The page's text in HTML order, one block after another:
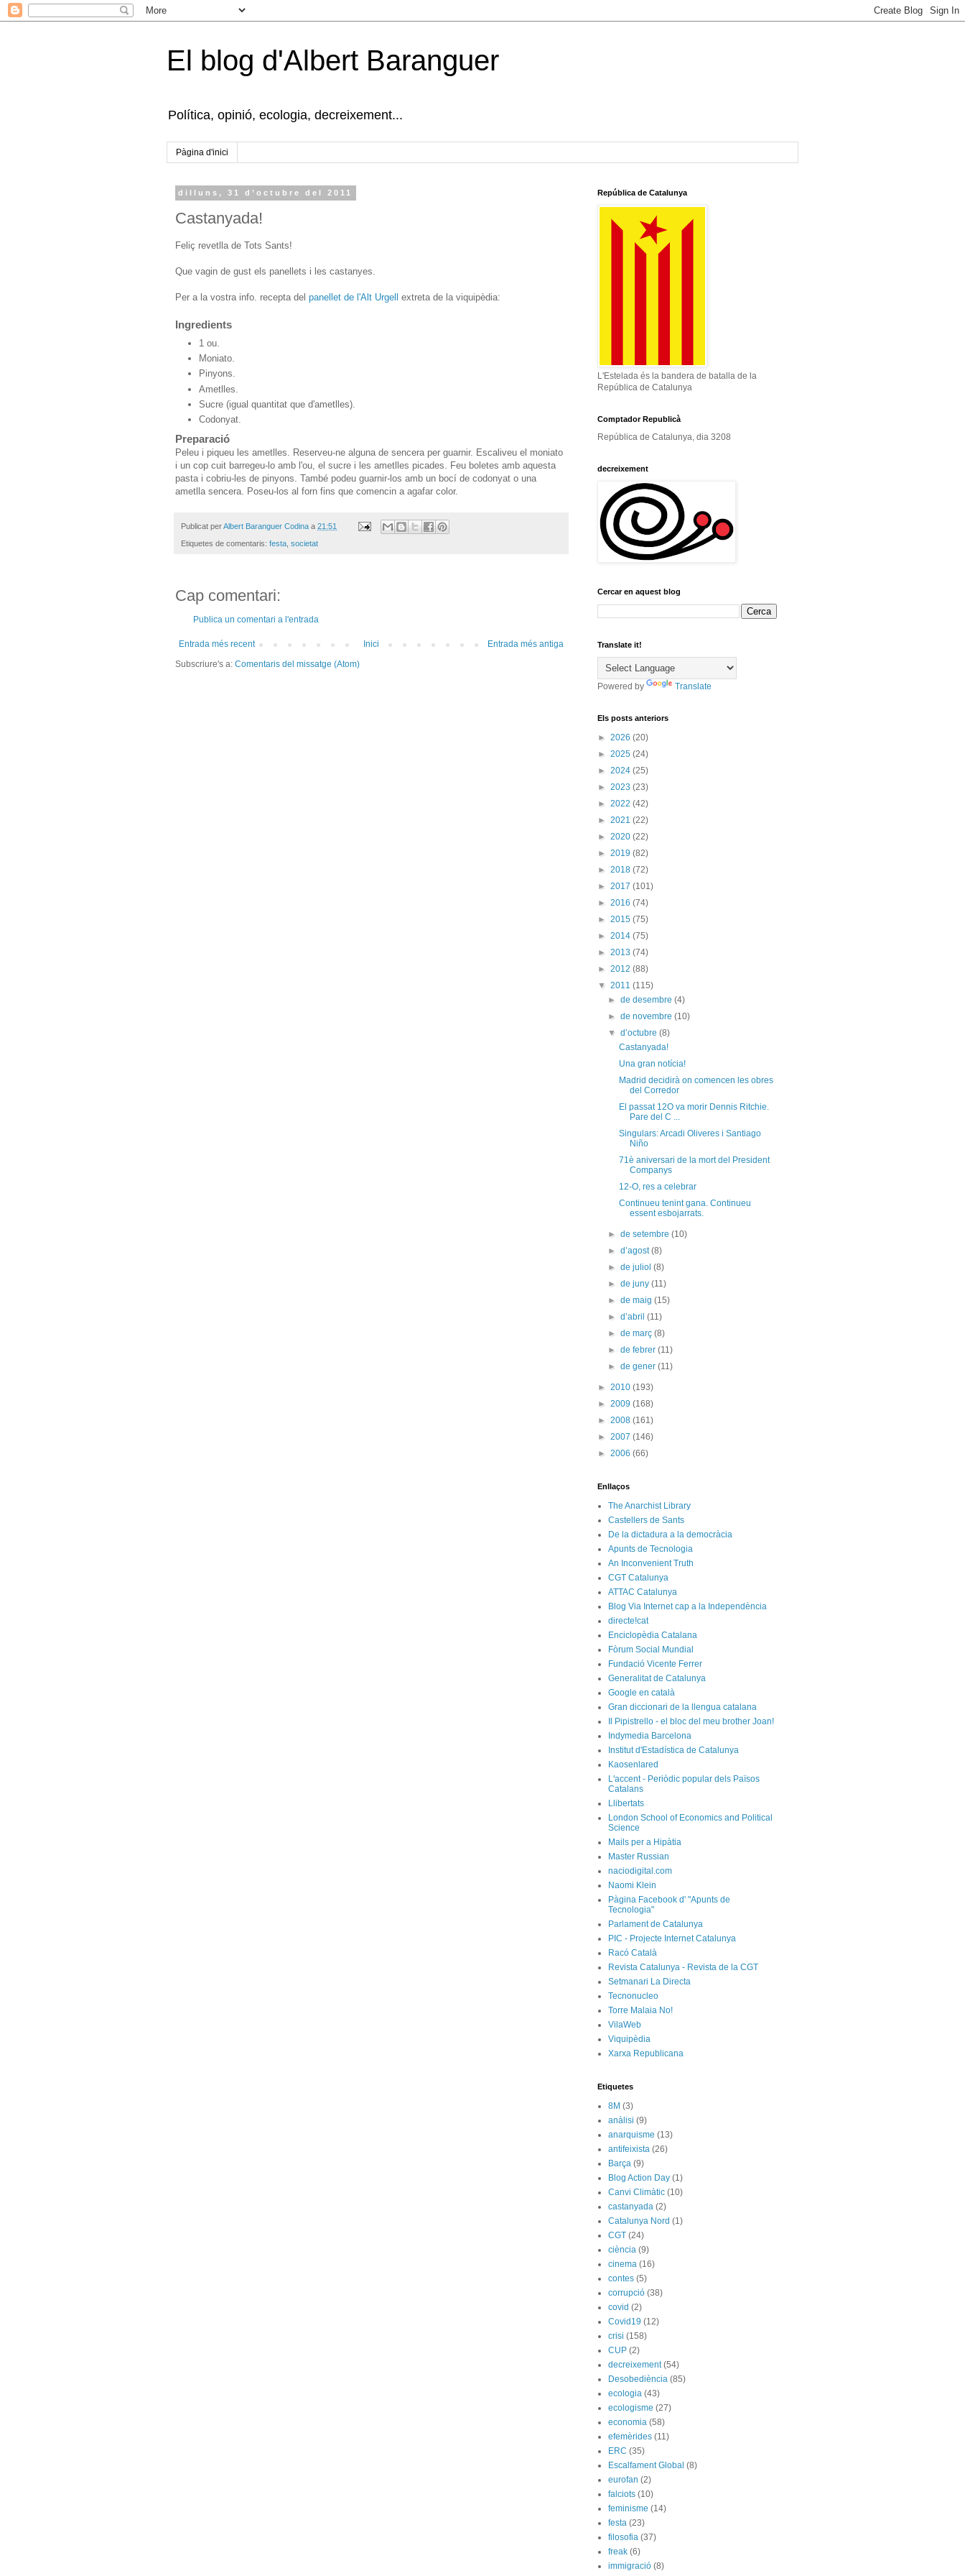
El blog d'Albert Baranguer
Política, opinió, ecologia, decreixement...
Pàgina d'inici
dilluns, 31 d’octubre del 2011
Castanyada!
Feliç revetlla de Tots Sants!
Que vagin de gust els panellets i les castanyes.
Per a la vostra info. recepta del panellet de l'Alt Urgell extreta de la viquipèdia:
Ingredients
1 ou.
Moniato.
Pinyons.
Ametlles.
Sucre (igual quantitat que d'ametlles).
Codonyat.
Preparació
Peleu i piqueu les ametlles. Reserveu-ne alguna de sencera per guarnir. Escaliveu el moniato
i un cop cuit barregeu-lo amb l'ou, el sucre i les ametlles picades. Feu boletes amb aquesta
pasta i cobriu-les de pinyons. També podeu guarnir-los amb un bocí de codonyat o una
ametlla sencera. Poseu-los al forn fins que comencin a agafar color.
Publicat perAlbert Baranguer Codina a 21:51
Etiquetes de comentaris: festa societat
Cap comentari:
Publica un comentari a l'entrada
Entrada més recent Entrada més antiga
Inici
Subscriure's a: Comentaris del missatge (Atom)
República de Catalunya
L'Estelada és la bandera de batalla de la
República de Catalunya
Comptador Republicà
República de Catalunya, dia 3208
decreixement
Cercar en aquest blog
Translate it!
Powered by Translate
Els posts anteriors
► 2026 (20)
► 2025 (24)
► 2024 (25)
► 2023 (23)
► 2022 (42)
► 2021 (22)
► 2020 (22)
► 2019 (82)
► 2018 (72)
► 2017 (101)
► 2016 (74)
► 2015 (75)
► 2014 (75)
► 2013 (74)
► 2012 (88)
▼ 2011 (115)
►de desembre(4)
►de novembre(10)
▼d’octubre(8)
Castanyada!
Una gran notícia!
Madrid decidirà on comencen les obres
del Corredor
El passat 12O va morir Dennis Ritchie.
Pare del C ...
Singulars: Arcadi Oliveres i Santiago
Niño
71è aniversari de la mort del President
Companys
12-O, res a celebrar
Continueu tenint gana. Continueu
essent esbojarrats.
►de setembre(10)
►d’agost(8)
►de juliol(8)
►de juny(11)
►de maig(15)
►d’abril(11)
►de març(8)
►de febrer(11)
►de gener(11)
► 2010 (193)
► 2009 (168)
► 2008 (161)
► 2007 (146)
► 2006 (66)
Enllaços
The Anarchist Library
Castellers de Sants
De la dictadura a la democràcia
Apunts de Tecnologia
An Inconvenient Truth
CGT Catalunya
ATTAC Catalunya
Blog Via Internet cap a la Independència
directe!cat
Enciclopèdia Catalana
Fòrum Social Mundial
Fundació Vicente Ferrer
Generalitat de Catalunya
Google en català
Gran diccionari de la llengua catalana
Il Pipistrello - el bloc del meu brother Joan!
Indymedia Barcelona
Institut d'Estadística de Catalunya
Kaosenlared
L'accent - Periòdic popular dels Països
Catalans
Llibertats
London School of Economics and Political
Science
Mails per a Hipàtia
Master Russian
naciodigital.com
Naomi Klein
Pàgina Facebook d' "Apunts de
Tecnologia"
Parlament de Catalunya
PIC - Projecte Internet Catalunya
Racó Català
Revista Catalunya - Revista de la CGT
Setmanari La Directa
Tecnonucleo
Torre Malaia No!
VilaWeb
Viquipèdia
Xarxa Republicana
Etiquetes
8M (3)
anàlisi (9)
anarquisme (13)
antifeixista (26)
Barça (9)
Blog Action Day (1)
Canvi Climàtic (10)
castanyada (2)
Catalunya Nord (1)
CGT (24)
ciència (9)
cinema (16)
contes (5)
corrupció (38)
covid (2)
Covid19 (12)
crisi (158)
CUP (2)
decreixement (54)
Desobediència (85)
ecologia (43)
ecologisme (27)
economia (58)
efemèrides (11)
ERC (35)
Escalfament Global (8)
eurofan (2)
falciots (10)
feminisme (14)
festa (23)
filosofia (37)
freak (6)
immigració (8)